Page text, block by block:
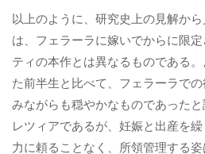
以上のように、研究史上の見解か
は、フェラーラに嫁いでからに限
ティの本作とは異なるものである
た前半生と比べて、フェラーラで
みながらも穏やかなものであった
レツィアであるが、妊娠と出産を
力に頼ることなく、所領管理する